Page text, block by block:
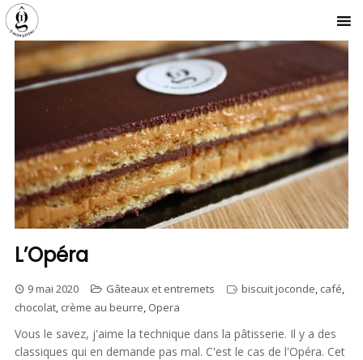
L’Opéra
9 mai 2020 Gâteaux et entremets biscuit joconde, café,
chocolat, crème au beurre, Opera
Vous le savez, j'aime la technique dans la pâtisserie. Il y a des
classiques qui en demande pas mal. C'est le cas de l'Opéra. Cet